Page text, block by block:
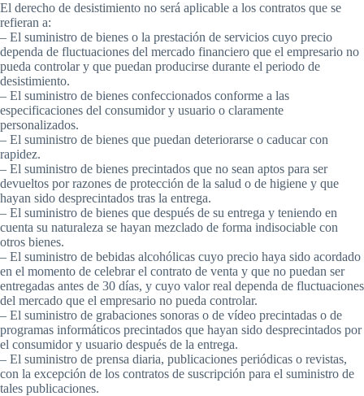
El derecho de desistimiento no será aplicable a los contratos que se
refieran a:
– El suministro de bienes o la prestación de servicios cuyo precio
dependa de fluctuaciones del mercado financiero que el empresario no
pueda controlar y que puedan producirse durante el periodo de
desistimiento.
– El suministro de bienes confeccionados conforme a las
especificaciones del consumidor y usuario o claramente
personalizados.
– El suministro de bienes que puedan deteriorarse o caducar con
rapidez.
– El suministro de bienes precintados que no sean aptos para ser
devueltos por razones de protección de la salud o de higiene y que
hayan sido desprecintados tras la entrega.
– El suministro de bienes que después de su entrega y teniendo en
cuenta su naturaleza se hayan mezclado de forma indisociable con
otros bienes.
– El suministro de bebidas alcohólicas cuyo precio haya sido acordado
en el momento de celebrar el contrato de venta y que no puedan ser
entregadas antes de 30 días, y cuyo valor real dependa de fluctuaciones
del mercado que el empresario no pueda controlar.
– El suministro de grabaciones sonoras o de vídeo precintadas o de
programas informáticos precintados que hayan sido desprecintados por
el consumidor y usuario después de la entrega.
– El suministro de prensa diaria, publicaciones periódicas o revistas,
con la excepción de los contratos de suscripción para el suministro de
tales publicaciones.